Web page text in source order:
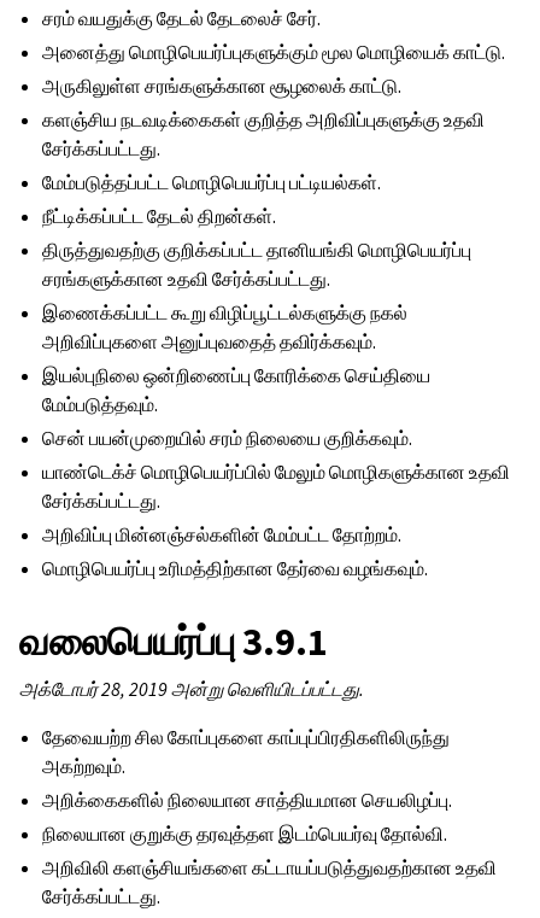
சரம் வயதுக்கு தேடல் தேடலைச் சேர்.
அனைத்து மொழிபெயர்ப்புகளுக்கும் மூல மொழியைக் காட்டு.
அருகிலுள்ள சரங்களுக்கான சூழலைக் காட்டு.
களஞ்சிய நடவடிக்கைகள் குறித்த அறிவிப்புகளுக்கு உதவி
சேர்க்கப்பட்டது.
மேம்படுத்தப்பட்ட மொழிபெயர்ப்பு பட்டியல்கள்.
நீட்டிக்கப்பட்ட தேடல் திறன்கள்.
திருத்துவதற்கு குறிக்கப்பட்ட தானியங்கி மொழிபெயர்ப்பு
சரங்களுக்கான உதவி சேர்க்கப்பட்டது.
இணைக்கப்பட்ட கூறு விழிப்பூட்டல்களுக்கு நகல்
அறிவிப்புகளை அனுப்புவதைத் தவிர்க்கவும்.
இயல்புநிலை ஒன்றிணைப்பு கோரிக்கை செய்தியை
மேம்படுத்தவும்.
சென் பயன்முறையில் சரம் நிலையை குறிக்கவும்.
யாண்டெக்ச் மொழிபெயர்ப்பில் மேலும் மொழிகளுக்கான உதவி
சேர்க்கப்பட்டது.
அறிவிப்பு மின்னஞ்சல்களின் மேம்பட்ட தோற்றம்.
மொழிபெயர்ப்பு உரிமத்திற்கான தேர்வை வழங்கவும்.
வலைபெயர்ப்பு 3.9.1
அக்டோபர் 28, 2019 அன்று வெளியிடப்பட்டது.
தேவையற்ற சில கோப்புகளை காப்புப்பிரதிகளிலிருந்து
அகற்றவும்.
அறிக்கைகளில் நிலையான சாத்தியமான செயலிழப்பு.
நிலையான குறுக்கு தரவுத்தள இடம்பெயர்வு தோல்வி.
அறிவிலி களஞ்சியங்களை கட்டாயப்படுத்துவதற்கான உதவி
சேர்க்கப்பட்டது.